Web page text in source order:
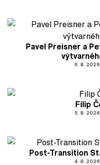
Pavel Preisner a
6. 8. 2026
Filip
5. 8. 2026
Post-Transition
4. 8. 2026